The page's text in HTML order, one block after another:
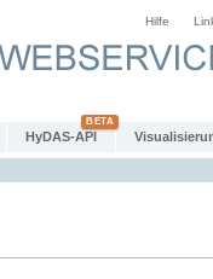
Hilfe
HyDAS-API